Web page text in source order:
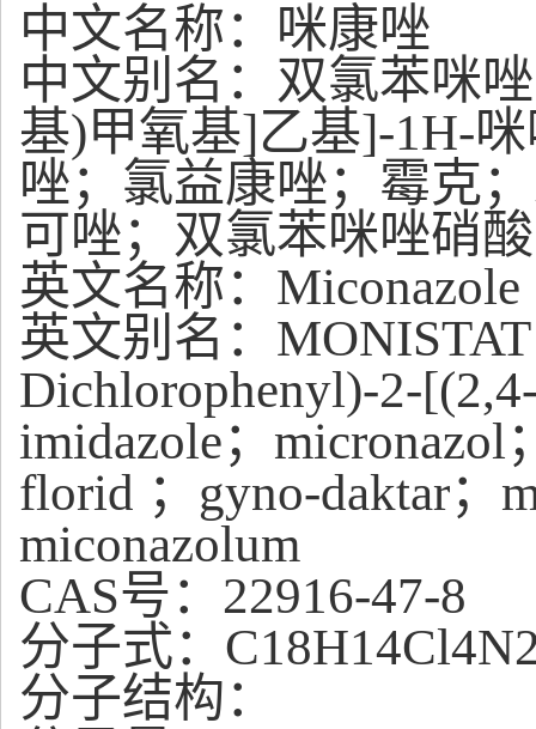
中文名称：咪康唑
中文别名：双氯苯咪
基)甲氧基]乙基]-1H-
唑；氯益康唑；霉克
可唑；双氯苯咪唑硝
英文名称：Miconazole
英文别名：
Dichlorophenyl)-2-
imidazole；micronazol
florid ；gyno-daktar；
miconazolum
CAS号：22916-47-8
分子式：C18H14Cl4N
分子结构：